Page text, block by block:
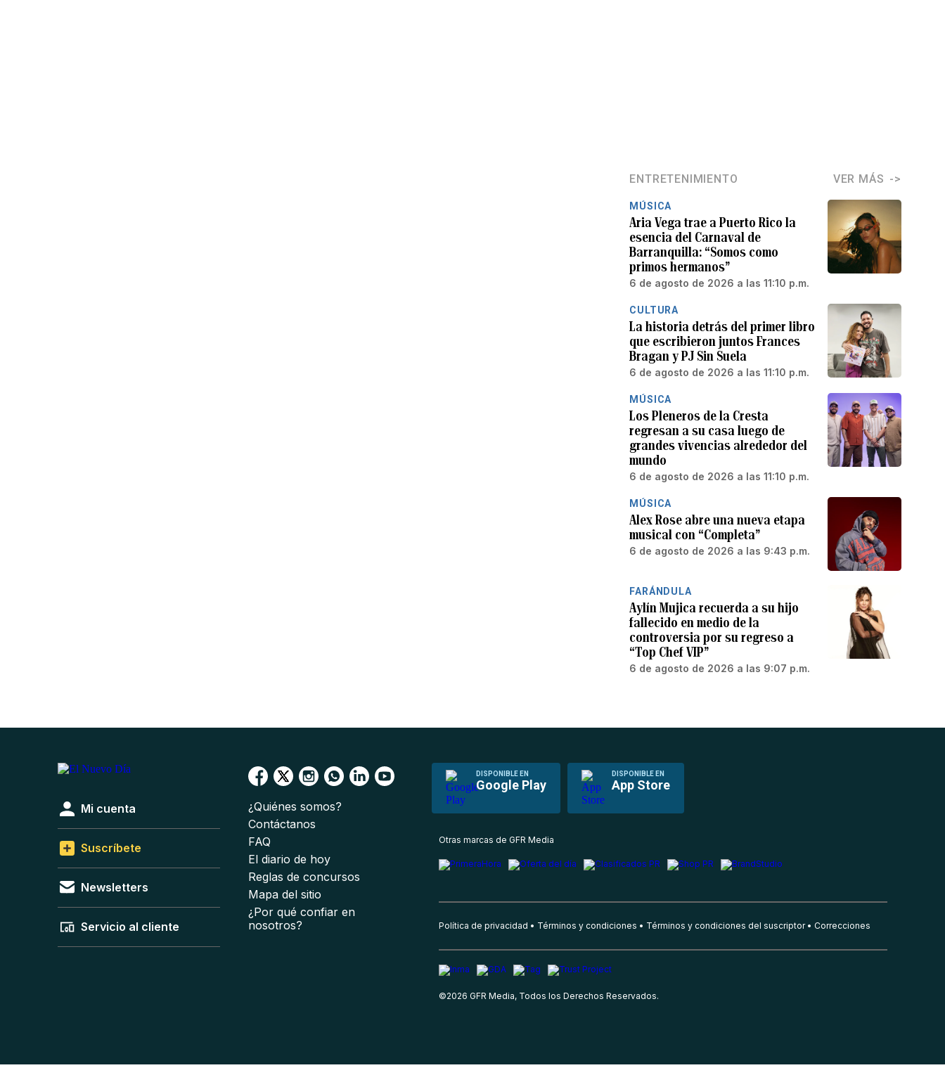
ENTRETENIMIENTO VER MÁS
MÚSICA
Aria Vega trae a Puerto Rico la
esencia del Carnaval de
Barranquilla: “Somos como
primos hermanos”
6 de agosto de 2026 a las 11:10 p.m.
CULTURA
La historia detrás del primer libro
que escribieron juntos Frances
Bragan y PJ Sin Suela
6 de agosto de 2026 a las 11:10 p.m.
MÚSICA
Los Pleneros de la Cresta
regresan a su casa luego de
grandes vivencias alrededor del
mundo
6 de agosto de 2026 a las 11:10 p.m.
MÚSICA
Alex Rose abre una nueva etapa
musical con “Completa”
6 de agosto de 2026 a las 9:43 p.m.
FARÁNDULA
Aylín Mujica recuerda a su hijo
fallecido en medio de la
controversia por su regreso a
“Top Chef VIP”
6 de agosto de 2026 a las 9:07 p.m.
DISPONIBLE EN
Google Play
DISPONIBLE EN
App Store
Mi cuenta
Suscríbete
Newsletters
Servicio al cliente
¿Quiénes somos?
Contáctanos
FAQ
El diario de hoy
Reglas de concursos
Mapa del sitio
¿Por qué confiar en
nosotros?
Otras marcas de GFR Media
Política de privacidad Términos y condiciones Términos y condiciones del suscriptor Correcciones
©2026 GFR Media, Todos los Derechos Reservados.